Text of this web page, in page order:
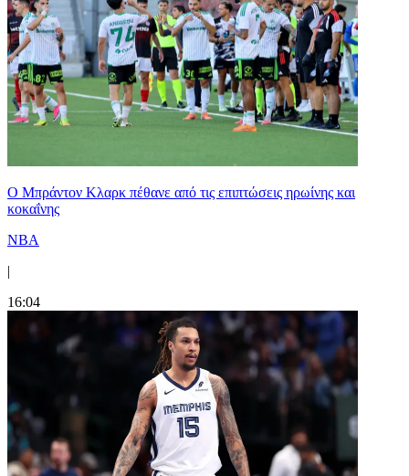
Ο Μπράντον Κλαρκ πέθανε από τις επιπτώσεις ηρωίνης και
κοκαΐνης
NBA
|
16:04